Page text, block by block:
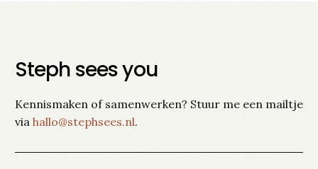
Steph sees you
Kennismaken of samenwerken? Stuur me een mailtje
via hallo@stephsees.nl.